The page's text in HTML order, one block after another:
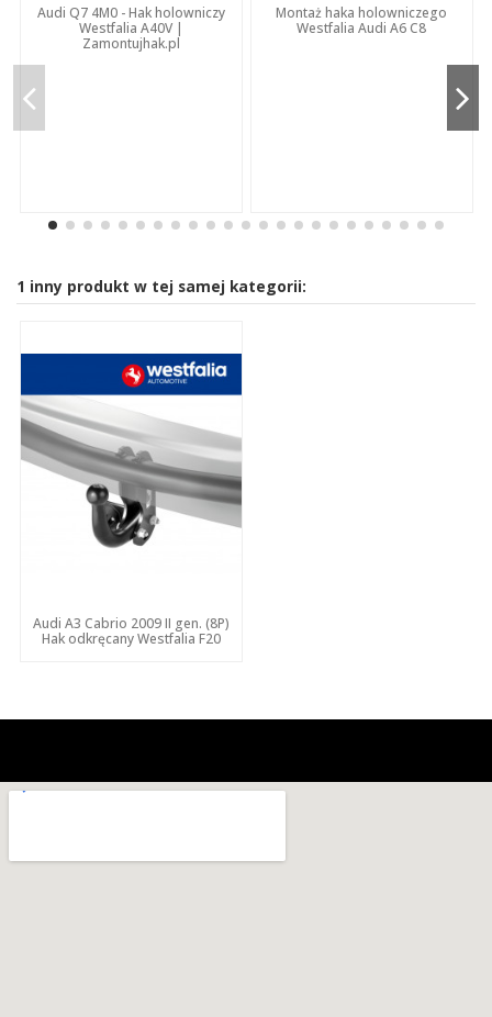
Audi Q7 4M0 - Hak holowniczy
Westfalia A40V |
Zamontujhak.pl
Montaż haka holowniczego
Westfalia Audi A6 C8
1 inny produkt w tej samej kategorii:
Audi A3 Cabrio 2009 II gen. (8P)
Hak odkręcany Westfalia F20